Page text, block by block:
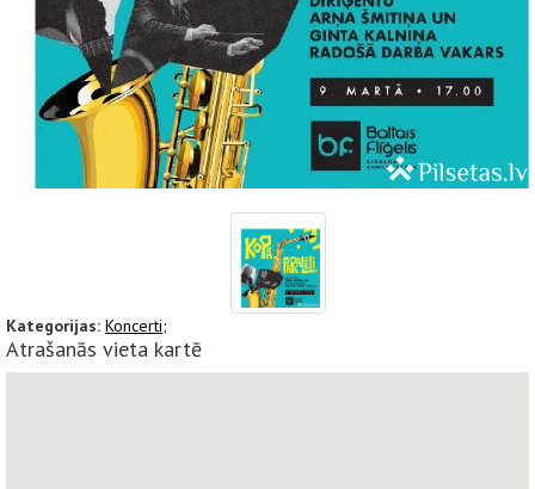
Kategorijas: Koncerti;
Atrašanās vieta kartē